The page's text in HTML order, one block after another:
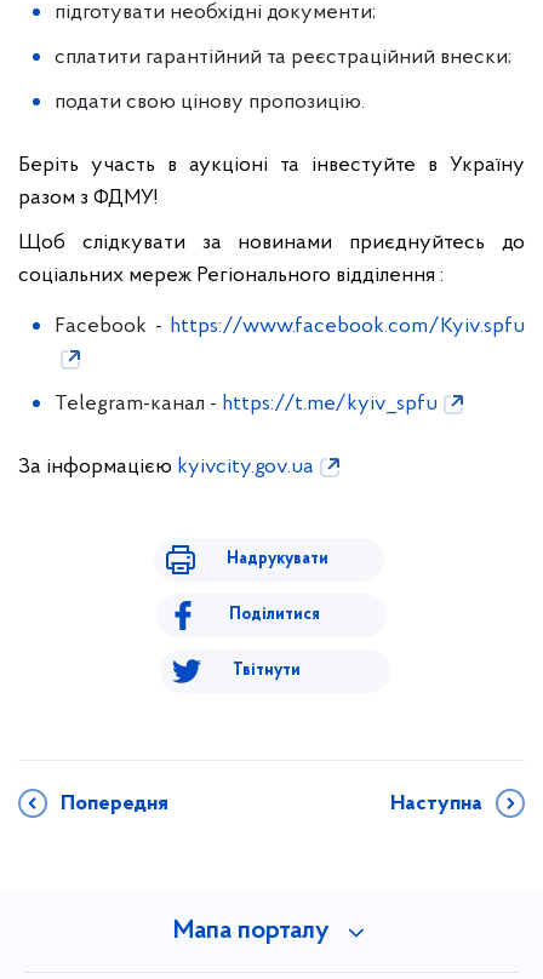
підготувати необхідні документи;
сплатити гарантійний та реєстраційний внески;
подати свою цінову пропозицію.
Беріть участь в аукціоні та інвестуйте в Україну
разом з ФДМУ!
Щоб слідкувати за новинами приєднуйтесь до
соціальних мереж Регіонального відділення :
Facebook - https://www.facebook.com/Kyiv.spfu
Telegram-канал - https://t.me/kyiv_spfu
За інформацією kyivcity.gov.ua
Надрукувати
Поділитися
Твітнути
Попередня Наступна
Мапа порталу